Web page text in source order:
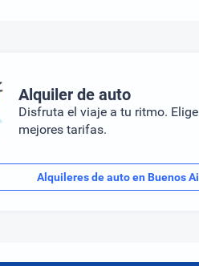
Alquiler de auto
Disfruta el viaje a tu ritmo.
mejores tarifas.
Alquileres de auto en Buenos